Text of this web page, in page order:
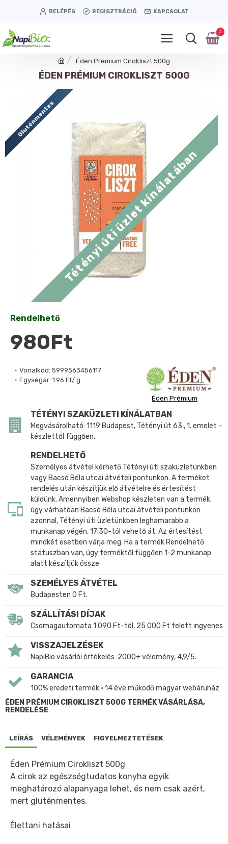
BELÉPÉS REGISZTRÁCIÓ KAPCSOLAT
0
Éden Prémium Cirokliszt 500g
ÉDEN PRÉMIUM CIROKLISZT 500G
Gluténmentes
Tétényi úti üzlet kínálatában
Vonalkód: 5999563456117
Egységár: 1.96 Ft/ g
Éden Prémium
Rendelhető
980Ft
TÉTÉNYI SZAKÜZLETI KÍNÁLATBAN
Megvásárolható: 1119 Budapest, Tétényi út 63., 1. emelet –
készlettől függően.
RENDELHETŐ
Személyes átvétel kérhető Tétényi úti szaküzletünkben
vagy Bacsó Béla utcai átvételi pontunkon. A terméket
rendelés után készítjük elő átvételre és értesítést
küldünk. Amennyiben Webshop készleten van a termék,
úgy várhatóan Bacsó Béla utcai átvételi pontunkon
azonnal, Tétényi úti üzletünkben leghamarabb a
munkanap végén, 17:30-tól vehető át. Az értesítést
mindkét esetben várja meg. Ha a termék Rendelhető
státuszban van, úgy terméktől függően 1-2 munkanap
alatt készítjük össze
SZEMÉLYES ÁTVÉTEL
Budapesten 0 Ft.
SZÁLLÍTÁSI DÍJAK
Csomagautomata 1 090 Ft-tól, 25 000 Ft felett ingyenes
VISSZAJELZÉSEK
NapiBio vásárlói értékelés: 2000+ vélemény, 4,9/5.
GARANCIA
100% eredeti termék • 14 éve működő magyar webáruház
ÉDEN PRÉMIUM CIROKLISZT 500G TERMÉK VÁSÁRLÁSA,
RENDELÉSE
LEÍRÁS VÉLEMÉNYEK FIGYELMEZTETÉSEK
Éden Prémium Cirokliszt 500g
A cirok az egészségtudatos konyha egyik
meghatározó alapanyaga lehet, és nem csak azért,
mert gluténmentes.
Élettani hatásai